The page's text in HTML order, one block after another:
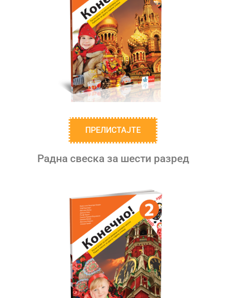
ПРЕЛИСТАЈТЕ
Радна свеска за шести разред